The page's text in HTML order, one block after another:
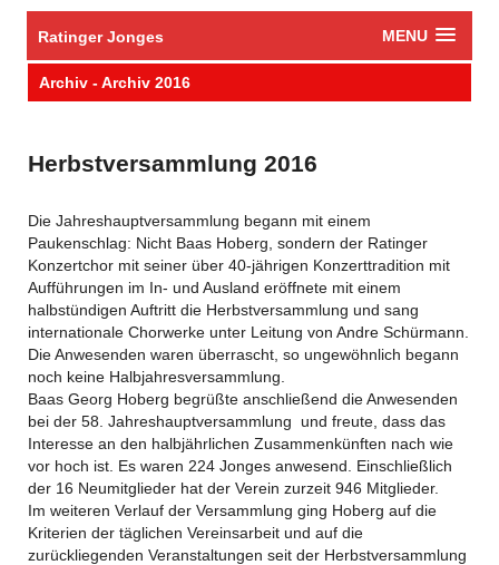
Ratinger Jonges MENU
Archiv - Archiv 2016
​Herbstversammlung 2016
​Die Jahreshauptversammlung begann mit einem
Paukenschlag: Nicht Baas Hoberg, sondern der Ratinger
Konzertchor mit seiner über 40-jährigen Konzerttradition mit
Aufführungen im In- und Ausland eröffnete mit einem
halbstündigen Auftritt die Herbstversammlung und sang
internationale Chorwerke unter Leitung von Andre Schürmann.
Die Anwesenden waren überrascht, so ungewöhnlich begann
noch keine Halbjahresversammlung.
Baas Georg Hoberg begrüßte anschließend die Anwesenden
bei der 58. Jahreshauptversammlung und freute, dass das
Interesse an den halbjährlichen Zusammenkünften nach wie
vor hoch ist. Es waren 224 Jonges anwesend. Einschließlich
der 16 Neumitglieder hat der Verein zurzeit 946 Mitglieder.
Im weiteren Verlauf der Versammlung ging Hoberg auf die
Kriterien der täglichen Vereinsarbeit und auf die
zurückliegenden Veranstaltungen seit der Herbstversammlung